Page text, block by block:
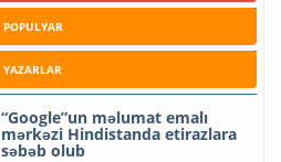
POPULYAR
YAZARLAR
“Google”un məlumat emalı
mərkəzi Hindistanda etirazlara
səbəb olub